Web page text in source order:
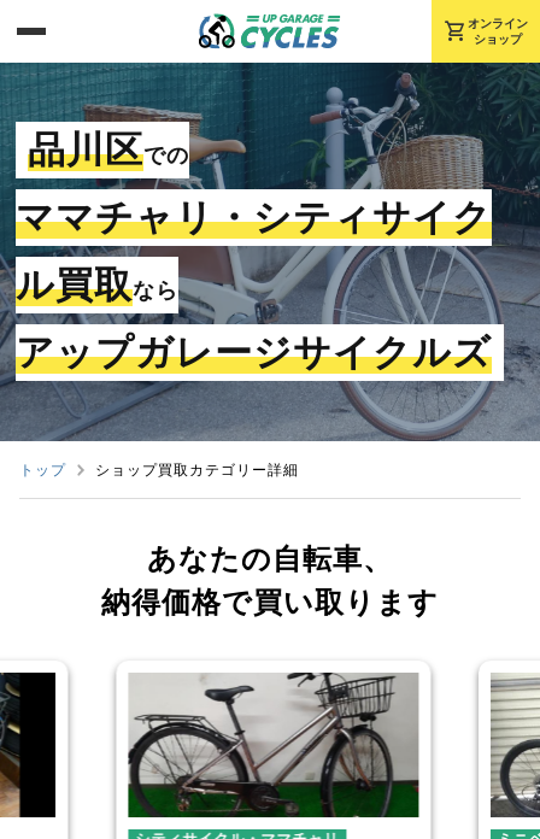
shopping_cart オンライン
ショップ
品川区での
ママチャリ・シティサイク
ル買取なら
アップガレージサイクルズ
トップ ショップ買取カテゴリー詳細
あなたの自転車、
納得価格で買い取ります